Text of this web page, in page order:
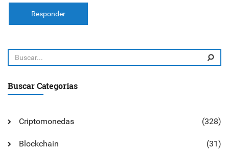
Responder
Buscar Categorías
Criptomonedas (328)
Blockchain (31)